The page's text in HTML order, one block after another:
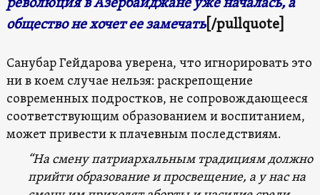
общество не хочет ее замечать[/pullquote]
Санубар Гейдарова уверена, что игнорировать это
ни в коем случае нельзя: раскрепощение
современных подростков, не сопровождающееся
соответствующим образованием и воспитанием,
может привести к плачевным последствиям.
“На смену патриархальным традициям должно
прийти образование и просвещение, а у нас на